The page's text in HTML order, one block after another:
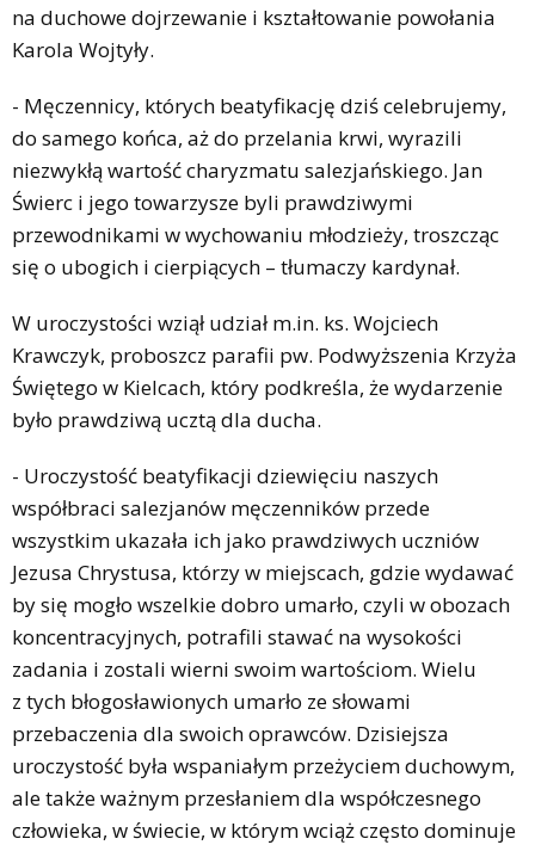
na duchowe dojrzewanie i kształtowanie powołania
Karola Wojtyły.
- Męczennicy, których beatyfikację dziś celebrujemy,
do samego końca, aż do przelania krwi, wyrazili
niezwykłą wartość charyzmatu salezjańskiego. Jan
Świerc i jego towarzysze byli prawdziwymi
przewodnikami w wychowaniu młodzieży, troszcząc
się o ubogich i cierpiących – tłumaczy kardynał.
W uroczystości wziął udział m.in. ks. Wojciech
Krawczyk, proboszcz parafii pw. Podwyższenia Krzyża
Świętego w Kielcach, który podkreśla, że wydarzenie
było prawdziwą ucztą dla ducha.
- Uroczystość beatyfikacji dziewięciu naszych
współbraci salezjanów męczenników przede
wszystkim ukazała ich jako prawdziwych uczniów
Jezusa Chrystusa, którzy w miejscach, gdzie wydawać
by się mogło wszelkie dobro umarło, czyli w obozach
koncentracyjnych, potrafili stawać na wysokości
zadania i zostali wierni swoim wartościom. Wielu
z tych błogosławionych umarło ze słowami
przebaczenia dla swoich oprawców. Dzisiejsza
uroczystość była wspaniałym przeżyciem duchowym,
ale także ważnym przesłaniem dla współczesnego
człowieka, w świecie, w którym wciąż często dominuje